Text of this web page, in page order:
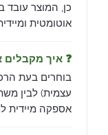
כן, המוצר
אוטומטית
❓ איך
בוחרים בעת
עצמית) לבין
אספקה מיידית